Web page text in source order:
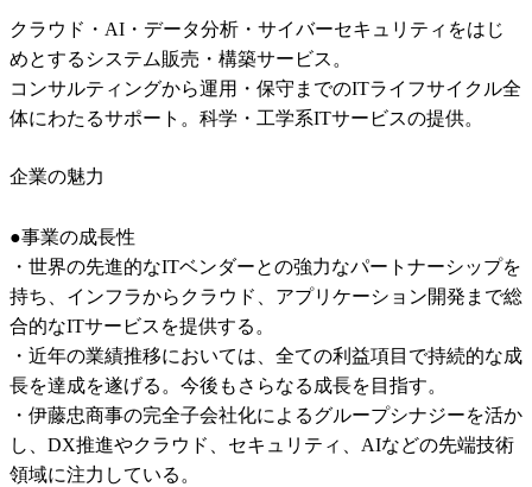
クラウド・AI・データ分析・サイバーセキュリティをはじ
めとするシステム販売・構築サービス。
コンサルティングから運用・保守までのITライフサイクル全
体にわたるサポート。科学・工学系ITサービスの提供。
企業の魅力
●事業の成長性
・世界の先進的なITベンダーとの強力なパートナーシップを
持ち、インフラからクラウド、アプリケーション開発まで総
合的なITサービスを提供する。
・近年の業績推移においては、全ての利益項目で持続的な成
長を達成を遂げる。今後もさらなる成長を目指す。
・伊藤忠商事の完全子会社化によるグループシナジーを活か
し、DX推進やクラウド、セキュリティ、AIなどの先端技術
領域に注力している。